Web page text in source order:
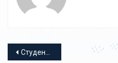
Навигация по
Студенты на Дне Арктики